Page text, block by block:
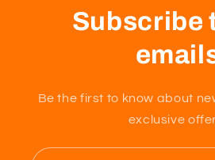
Subscribe
Be the first to know about
exclusive